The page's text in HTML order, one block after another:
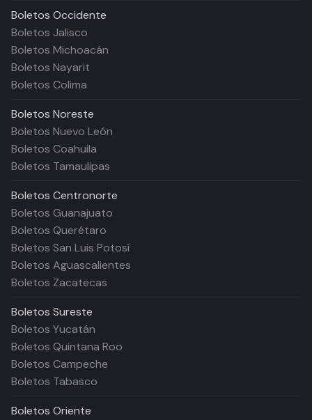
Boletos Occidente
Boletos Jalisco
Boletos Michoacán
Boletos Nayarit
Boletos Colima
Boletos Noreste
Boletos Nuevo León
Boletos Coahuila
Boletos Tamaulipas
Boletos Centronorte
Boletos Guanajuato
Boletos Querétaro
Boletos San Luis Potosí
Boletos Aguascalientes
Boletos Zacatecas
Boletos Sureste
Boletos Yucatán
Boletos Quintana Roo
Boletos Campeche
Boletos Tabasco
Boletos Oriente